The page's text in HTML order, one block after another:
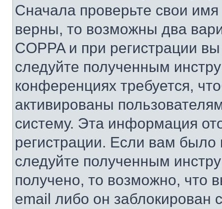
Сначала проверьте свои
верны, то возможны два
COPPA и при регистрации
следуйте полученным
конференциях требуется,
активированы
систему. Эта информация
регистрации. Если вам
следуйте полученным
получено, то возможно, что
email либо он